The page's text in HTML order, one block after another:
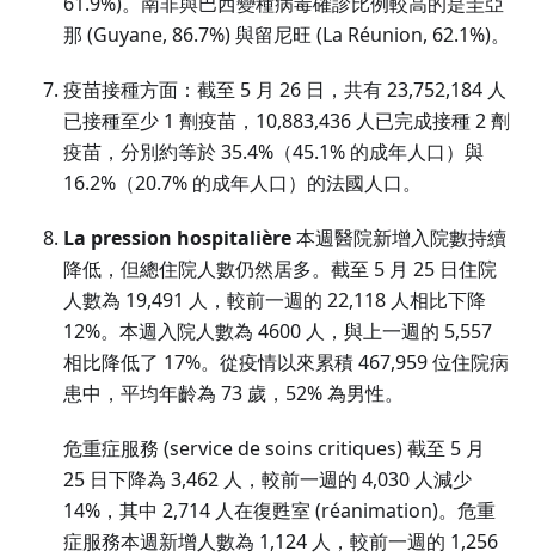
那 (Guyane, 86.7%) 與留尼旺 (La Réunion, 62.1%)。
疫苗接種方面：截至 5 月 26 日，共有 23,752,184 人
已接種至少 1 劑疫苗，10,883,436 人已完成接種 2 劑
疫苗，分別約等於 35.4%（45.1% 的成年人口）與
16.2%（20.7% 的成年人口）的法國人口。
La pression hospitalière本週醫院新增入院數持續
降低，但總住院人數仍然居多。截至 5 月 25 日住院
人數為 19,491 人，較前一週的 22,118 人相比下降
12%。本週入院人數為 4600 人，與上一週的 5,557
相比降低了 17%。從疫情以來累積 467,959 位住院病
患中，平均年齡為 73 歲，52% 為男性。
危重症服務 (service de soins critiques) 截至 5 月
25 日下降為 3,462 人，較前一週的 4,030 人減少
14%，其中 2,714 人在復甦室 (réanimation)。危重
症服務本週新增人數為 1,124 人，較前一週的 1,256